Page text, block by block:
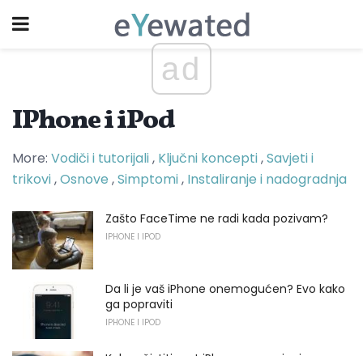
ad
IPhone i iPod
More: Vodiči i tutorijali, Ključni koncepti,Savjeti i
trikovi,Osnove ,Simptomi, Instaliranje i nadogradnja
Zašto FaceTime ne radi kada pozivam?
IPHONE I IPOD
Da li je vaš iPhone onemogućen? Evo kako
ga popraviti
IPHONE I IPOD